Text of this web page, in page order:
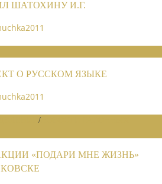
ШАТОХИНУ И.Г.
О РУССКОМ ЯЗЫКЕ
/
«ПОДАРИ МНЕ ЖИЗНЬ»